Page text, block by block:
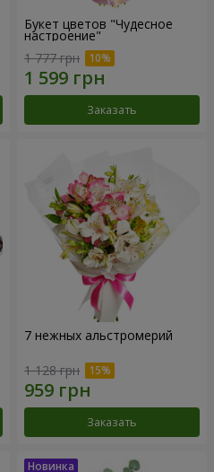
Букет цветов "Чудесное
настроение"
1 777 грн
Заказать
7 нежных альстромерий
1 128 грн
Заказать